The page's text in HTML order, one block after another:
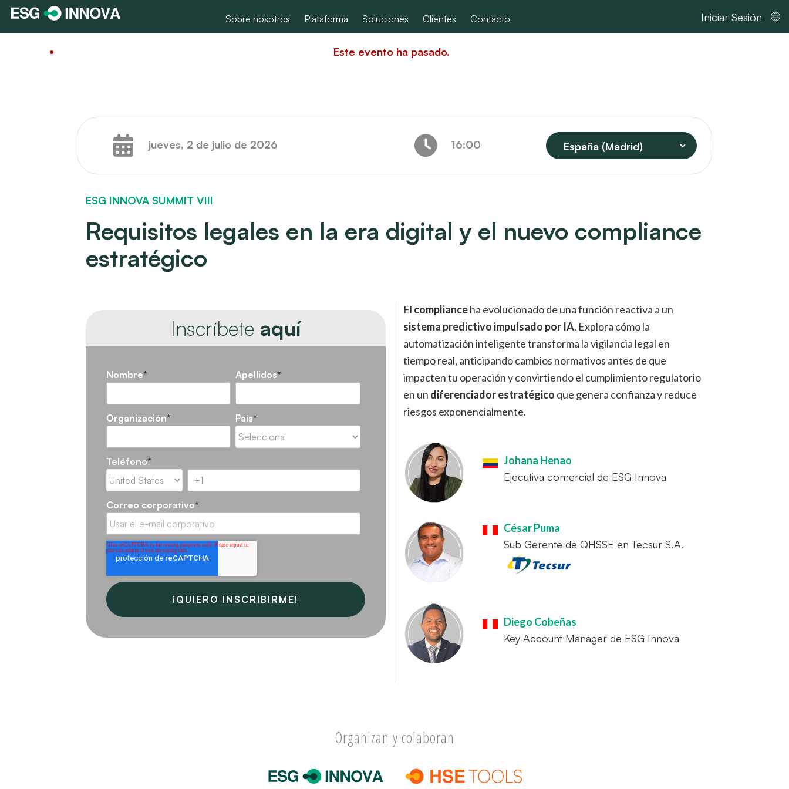
Sobre nosotros Plataforma Soluciones Clientes Contacto Iniciar Sesión
Este evento ha pasado.
jueves, 2 de julio de 2026 16:00
ESG INNOVA SUMMIT VIII
Requisitos legales en la era digital y el nuevo compliance
estratégico
Inscríbete aquí
Nombre* Apellidos*
Organización* País*
Teléfono*
Correo corporativo*
El complianceha evolucionado de una función reactiva a un
sistema predictivo impulsado por IA. Explora cómo la
automatización inteligente transforma la vigilancia legal en
tiempo real, anticipando cambios normativos antes de que
impacten tu operación y convirtiendo el cumplimiento regulatorio
en un diferenciador estratégico que genera confianza y reduce
riesgos exponencialmente.
Johana Henao
Ejecutiva comercial de ESG Innova
César Puma
Sub Gerente de QHSSE en Tecsur S.A.
Diego Cobeñas
Key Account Manager de ESG Innova
Organizan y colaboran